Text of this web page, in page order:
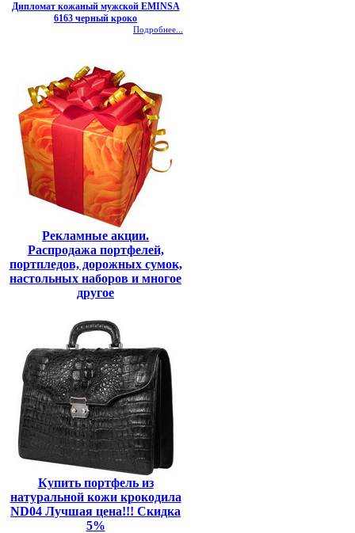
Дипломат кожаный мужской EMINSA
6163 черный кроко
Подробнее...
Рекламные акции.
Распродажа портфелей,
портпледов, дорожных сумок,
настольных наборов и многое
другое
Купить портфель из
натуральной кожи крокодила
ND04 Лучшая цена!!! Скидка
5%